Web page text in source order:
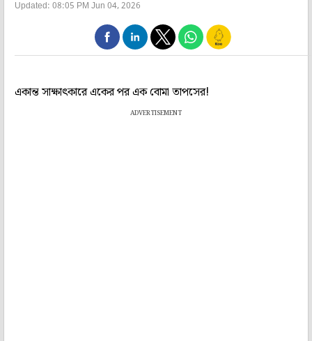
Updated: 08:05 PM Jun 04, 2026
একান্ত সাক্ষাৎকারে একের পর এক বোমা তাপসের!
ADVERTISEMENT